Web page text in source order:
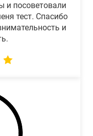
и посоветовали
тест. Спасибо
и